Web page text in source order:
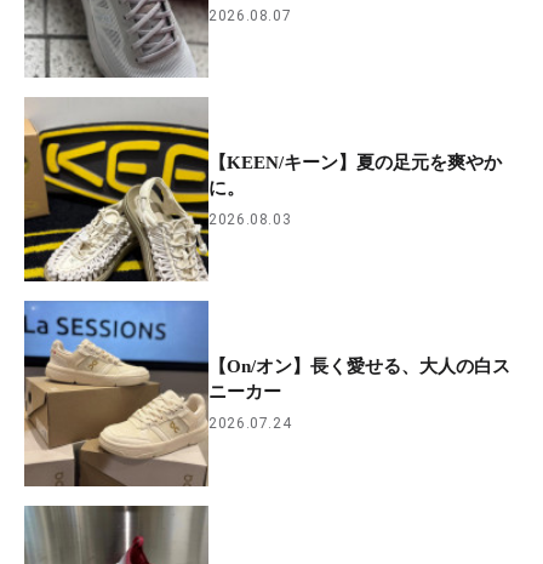
2026.08.07
【KEEN/キーン】夏の足元を爽やか
に。
2026.08.03
【On/オン】長く愛せる、大人の白ス
ニーカー
2026.07.24